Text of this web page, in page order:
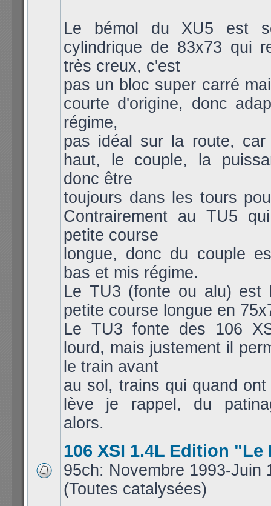
Le bémol du XU5 est
cylindrique de 83x73 qui
très creux, c'est
pas un bloc super carré
courte d'origine, donc
régime,
pas idéal sur la route,
haut, le couple, la
donc être
toujours dans les tours
Contrairement au TU5
petite course
longue, donc du couple
bas et mis régime.
Le TU3 (fonte ou alu) est
petite course longue en
Le TU3 fonte des 106
lourd, mais justement il
le train avant
au sol, trains qui quand
lève je rappel, du
alors.
106 XSI 1.4L Edition "Le
95ch: Novembre 1993-Juin
(Toutes catalysées)